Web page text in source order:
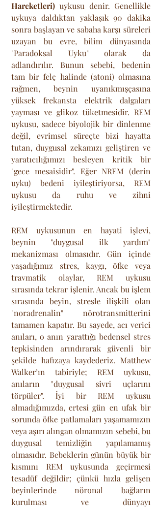
Hareketleri) uykusu denir. Genellikle
uykuya daldıktan yaklaşık 90 dakika
sonra başlayan ve sabaha karşı süreleri
uzayan bu evre, bilim dünyasında
"Paradoksal Uyku" olarak da
adlandırılır. Bunun sebebi, bedenin
tam bir felç halinde (atoni) olmasına
rağmen, beynin uyanıkmışçasına
yüksek frekansta elektrik dalgaları
yayması ve glikoz tüketmesidir. REM
uykusu, sadece biyolojik bir dinlenme
değil, evrimsel süreçte bizi hayatta
tutan, duygusal zekamızı geliştiren ve
yaratıcılığımızı besleyen kritik bir
"gece mesaisidir". Eğer NREM (derin
uyku) bedeni iyileştiriyorsa, REM
uykusu da ruhu ve zihni
iyileştirmektedir.
REM uykusunun en hayati işlevi,
beynin "duygusal ilk yardım"
mekanizması olmasıdır. Gün içinde
yaşadığımız stres, kaygı, öfke veya
travmatik olaylar, REM uykusu
sırasında tekrar işlenir. Ancak bu işlem
sırasında beyin, stresle ilişkili olan
"noradrenalin" nörotransmitterini
tamamen kapatır. Bu sayede, acı verici
anıları, o anın yarattığı bedensel stres
tepkisinden arındırarak güvenli bir
şekilde hafızaya kaydederiz. Matthew
Walker’ın tabiriyle; REM uykusu,
anıların "duygusal sivri uçlarını
törpüler". İyi bir REM uykusu
almadığımızda, ertesi gün en ufak bir
sorunda öfke patlamaları yaşamamızın
veya aşırı alıngan olmamızın sebebi, bu
duygusal temizliğin yapılamamış
olmasıdır. Bebeklerin günün büyük bir
kısmını REM uykusunda geçirmesi
tesadüf değildir; çünkü hızla gelişen
beyinlerinde nöronal bağların
kurulması ve dünyayı